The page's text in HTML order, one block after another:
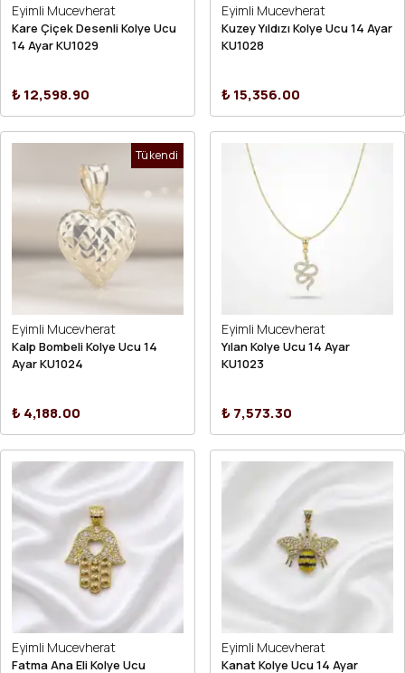
Eyimli Mucevherat
Kare Çiçek Desenli Kolye Ucu
14 Ayar KU1029
₺ 12,598.90
Eyimli Mucevherat
Kuzey Yıldızı Kolye Ucu 14 Ayar
KU1028
₺ 15,356.00
Tükendi
Eyimli Mucevherat
Kalp Bombeli Kolye Ucu 14
Ayar KU1024
₺ 4,188.00
Eyimli Mucevherat
Yılan Kolye Ucu 14 Ayar
KU1023
₺ 7,573.30
Eyimli Mucevherat
Fatma Ana Eli Kolye Ucu
Eyimli Mucevherat
Kanat Kolye Ucu 14 Ayar